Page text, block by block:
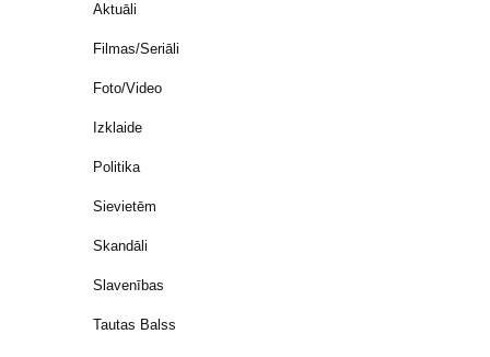
Aktuāli
Filmas/Seriāli
Foto/Video
Izklaide
Politika
Sievietēm
Skandāli
Slavenības
Tautas Balss